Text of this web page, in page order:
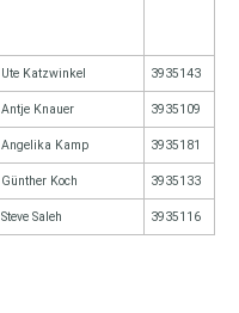
Ute Katzwinkel 3935143
Antje Knauer 3935109
Angelika Kamp 3935181
Günther Koch 3935133
Steve Saleh 3935116